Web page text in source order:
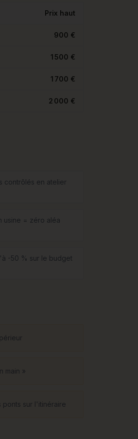
Prix haut
900 €
1 500 €
1 700 €
2 000 €
contrôlés en atelier
usine = zéro aléa
-50 % sur le budget
main »
ponts sur l'itinéraire